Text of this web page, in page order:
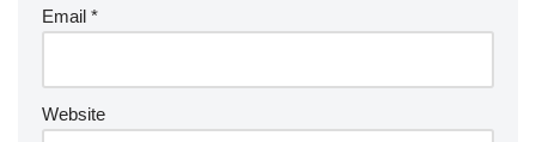
Email *
Website